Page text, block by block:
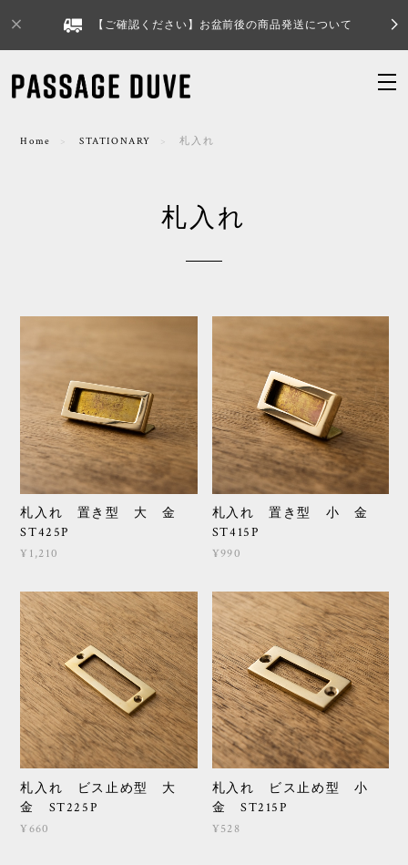
【ご確認ください】お盆前後の商品発送について
Home STATIONARY 札入れ
札入れ
札入れ 置き型 大 金
ST425P
¥1,210
札入れ 置き型 小 金
ST415P
¥990
札入れ ビス止め型 大
金 ST225P
¥660
札入れ ビス止め型 小
金 ST215P
¥528